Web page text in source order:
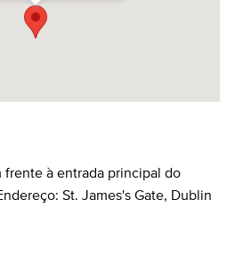
frente à entrada principal do
St. James's Gate, Dublin